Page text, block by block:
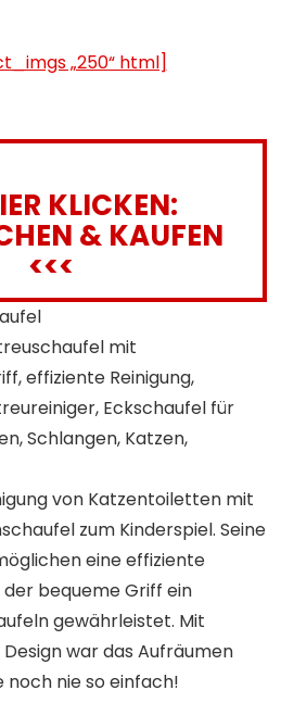
„250“ html]
KLICKEN:
& KAUFEN
<<<
mit
effiziente Reinigung,
Eckschaufel für
Schlangen, Katzen,
von Katzentoiletten mit
zum Kinderspiel. Seine
eine effiziente
der bequeme Griff ein
gewährleistet. Mit
war das Aufräumen
noch nie so einfach!